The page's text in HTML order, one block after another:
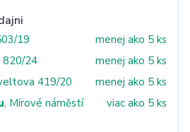
19
menej ako 5 ks
820/24
menej ako 5 ks
419/20
menej ako 5 ks
, Mírové náměstí
viac ako 5 ks